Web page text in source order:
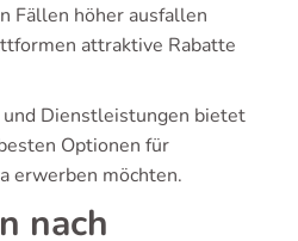
Fällen höher ausfallen
attraktive Rabatte
und Dienstleistungen bietet
Optionen für
erwerben möchten.
nach